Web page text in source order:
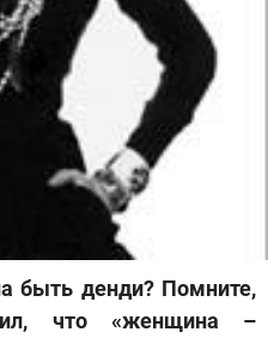
быть денди? Помните,
что «женщина –